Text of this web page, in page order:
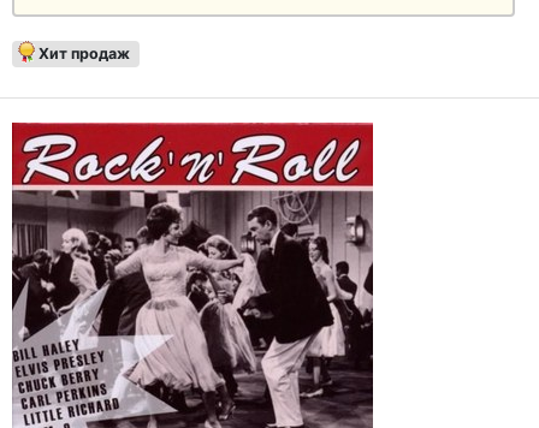
Хит продаж